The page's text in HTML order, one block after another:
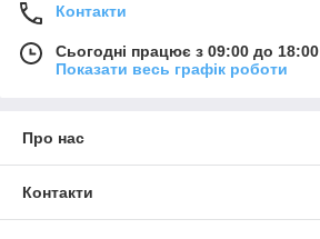
Контакти
Сьогодні працює з 09:00 до 18:00
Показати весь графік роботи
Про нас
Контакти